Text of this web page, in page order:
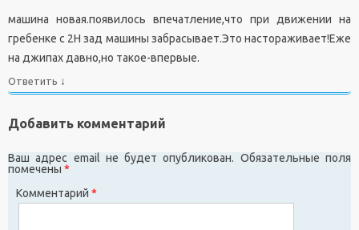
машина новая.появилось впечатление,что при движении на
гребенке с 2Н зад машины забрасывает.Это настораживает!Еже
на джипах давно,но такое-впервые.
Ответить ↓
Добавить комментарий
Ваш адрес email не будет опубликован. Обязательные поля
помечены *
Комментарий *